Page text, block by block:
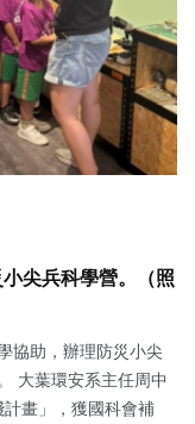
尖兵科學營。（照
協助，辦理防災小尖
大葉環安系主任周中
畫」，獲國科會補